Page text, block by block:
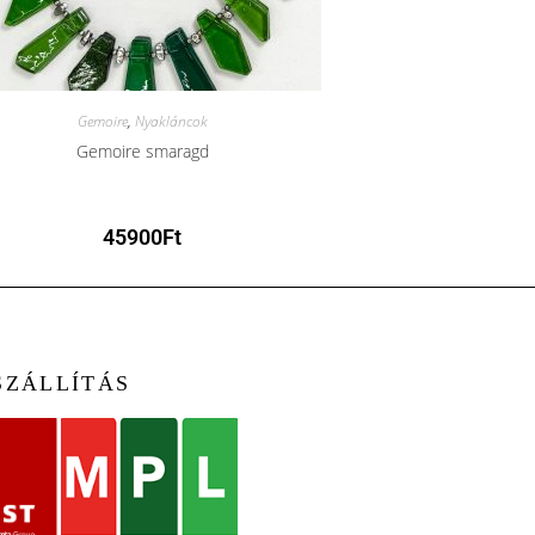
Gemoire, Nyakláncok
Gemoire smaragd
45900Ft